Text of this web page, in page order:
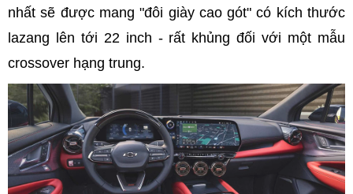
nhất sẽ được mang "đôi giày cao gót" có kích thước
lazang lên tới 22 inch - rất khủng đối với một mẫu
crossover hạng trung.